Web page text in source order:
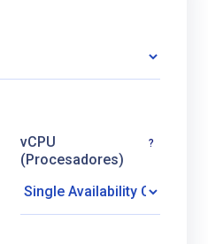
vCPU
(Procesadores)
?